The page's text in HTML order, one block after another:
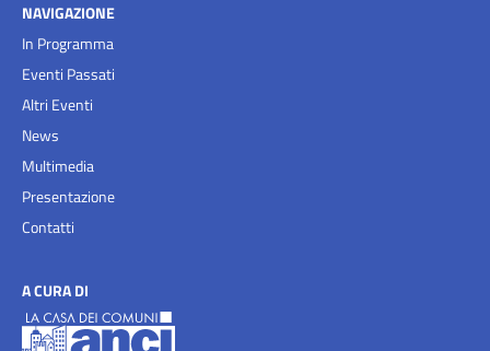
NAVIGAZIONE
In Programma
Eventi Passati
Altri Eventi
News
Multimedia
Presentazione
Contatti
A CURA DI